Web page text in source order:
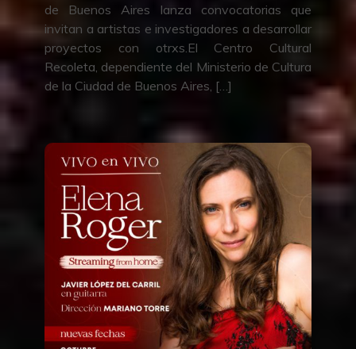
de Buenos Aires lanza convocatorias que
invitan a artistas e investigadores a desarrollar
proyectos con otrxs.El Centro Cultural
Recoleta, dependiente del Ministerio de Cultura
de la Ciudad de Buenos Aires, […]